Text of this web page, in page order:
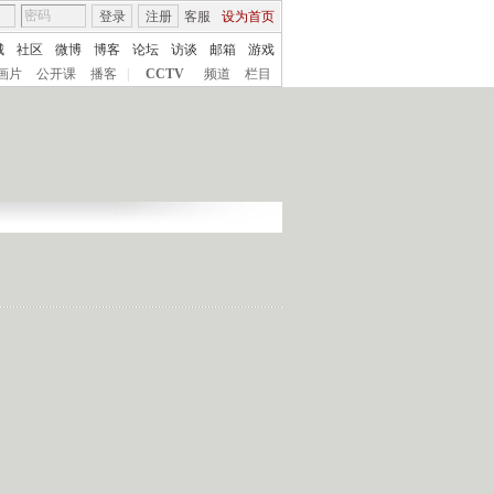
客服 设为首页
登录 注册
社区 微博 博客 论坛 访谈 邮箱
游戏
片
公开课 播客 CCTV 频道 栏目